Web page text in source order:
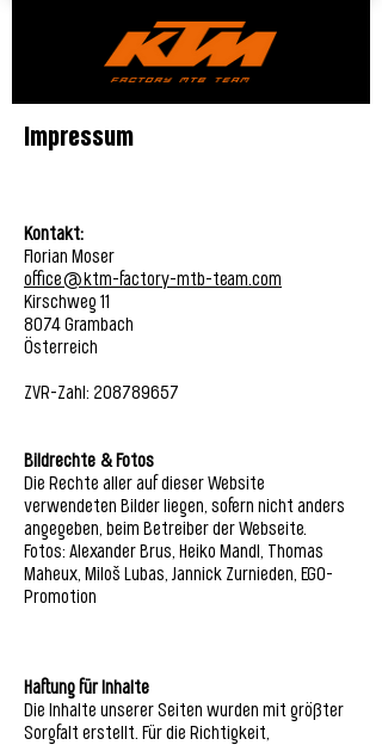
Impressum
Kontakt:
Florian Moser
office@ktm-factory-mtb-team.com
Kirschweg 11
8074 Grambach
Österreich
ZVR-Zahl: 208789657
Bildrechte & Fotos
Die Rechte aller auf dieser Website
verwendeten Bilder liegen, sofern nicht anders
angegeben, beim Betreiber der Webseite.
Fotos: Alexander Brus, Heiko Mandl, Thomas
Maheux, Miloš Lubas, Jannick Zurnieden, EGO-
Promotion
Haftung für Inhalte
Die Inhalte unserer Seiten wurden mit größter
Sorgfalt erstellt. Für die Richtigkeit,